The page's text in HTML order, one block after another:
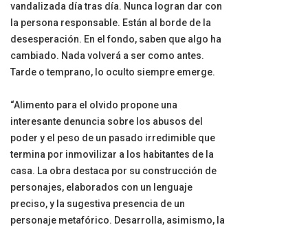
vandalizada día tras día. Nunca logran dar con
la persona responsable. Están al borde de la
desesperación. En el fondo, saben que algo ha
cambiado. Nada volverá a ser como antes.
Tarde o temprano, lo oculto siempre emerge.
“Alimento para el olvido propone una
interesante denuncia sobre los abusos del
poder y el peso de un pasado irredimible que
termina por inmovilizar a los habitantes de la
casa. La obra destaca por su construcción de
personajes, elaborados con un lenguaje
preciso, y la sugestiva presencia de un
personaje metafórico. Desarrolla, asimismo, la